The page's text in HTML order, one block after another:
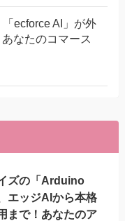
ecforce AI」が外
なたのコマース
ズの「Arduino
エッジAIから本格
まで！あなたのア